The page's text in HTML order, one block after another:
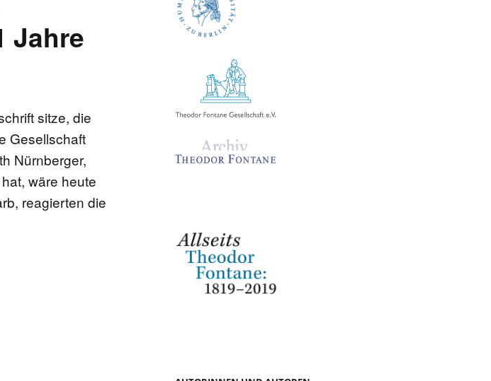
Jahre
sitze, die
Gesellschaft
Nürnberger,
wäre heute
reagierten die